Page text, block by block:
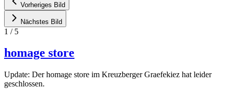
Vorheriges Bild
Nächstes Bild
1 / 5
homage store
Update: Der homage store im Kreuzberger Graefekiez hat leider
geschlossen.